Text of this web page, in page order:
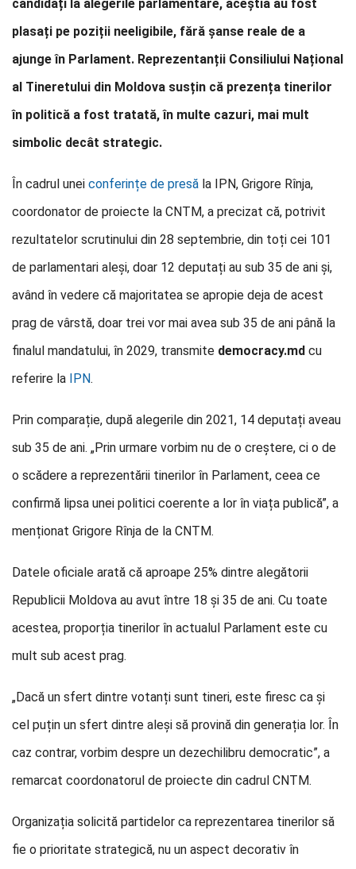
candidați la alegerile parlamentare, aceștia au fost
plasați pe poziții neeligibile, fără șanse reale de a
ajunge în Parlament. Reprezentanții Consiliului Național
al Tineretului din Moldova susțin că prezența tinerilor
în politică a fost tratată, în multe cazuri, mai mult
simbolic decât strategic.
În cadrul unei conferințe de presă la IPN, Grigore Rînja,
coordonator de proiecte la CNTM, a precizat că, potrivit
rezultatelor scrutinului din 28 septembrie, din toți cei 101
de parlamentari aleși, doar 12 deputați au sub 35 de ani și,
având în vedere că majoritatea se apropie deja de acest
prag de vârstă, doar trei vor mai avea sub 35 de ani până la
finalul mandatului, în 2029, transmite democracy.md cu
referire la IPN.
Prin comparație, după alegerile din 2021, 14 deputați aveau
sub 35 de ani. „Prin urmare vorbim nu de o creștere, ci o de
o scădere a reprezentării tinerilor în Parlament, ceea ce
confirmă lipsa unei politici coerente a lor în viața publică”, a
menționat Grigore Rînja de la CNTM.
Datele oficiale arată că aproape 25% dintre alegătorii
Republicii Moldova au avut între 18 și 35 de ani. Cu toate
acestea, proporția tinerilor în actualul Parlament este cu
mult sub acest prag.
„Dacă un sfert dintre votanți sunt tineri, este firesc ca și
cel puțin un sfert dintre aleși să provină din generația lor. În
caz contrar, vorbim despre un dezechilibru democratic”, a
remarcat coordonatorul de proiecte din cadrul CNTM.
Organizația solicită partidelor ca reprezentarea tinerilor să
fie o prioritate strategică, nu un aspect decorativ în